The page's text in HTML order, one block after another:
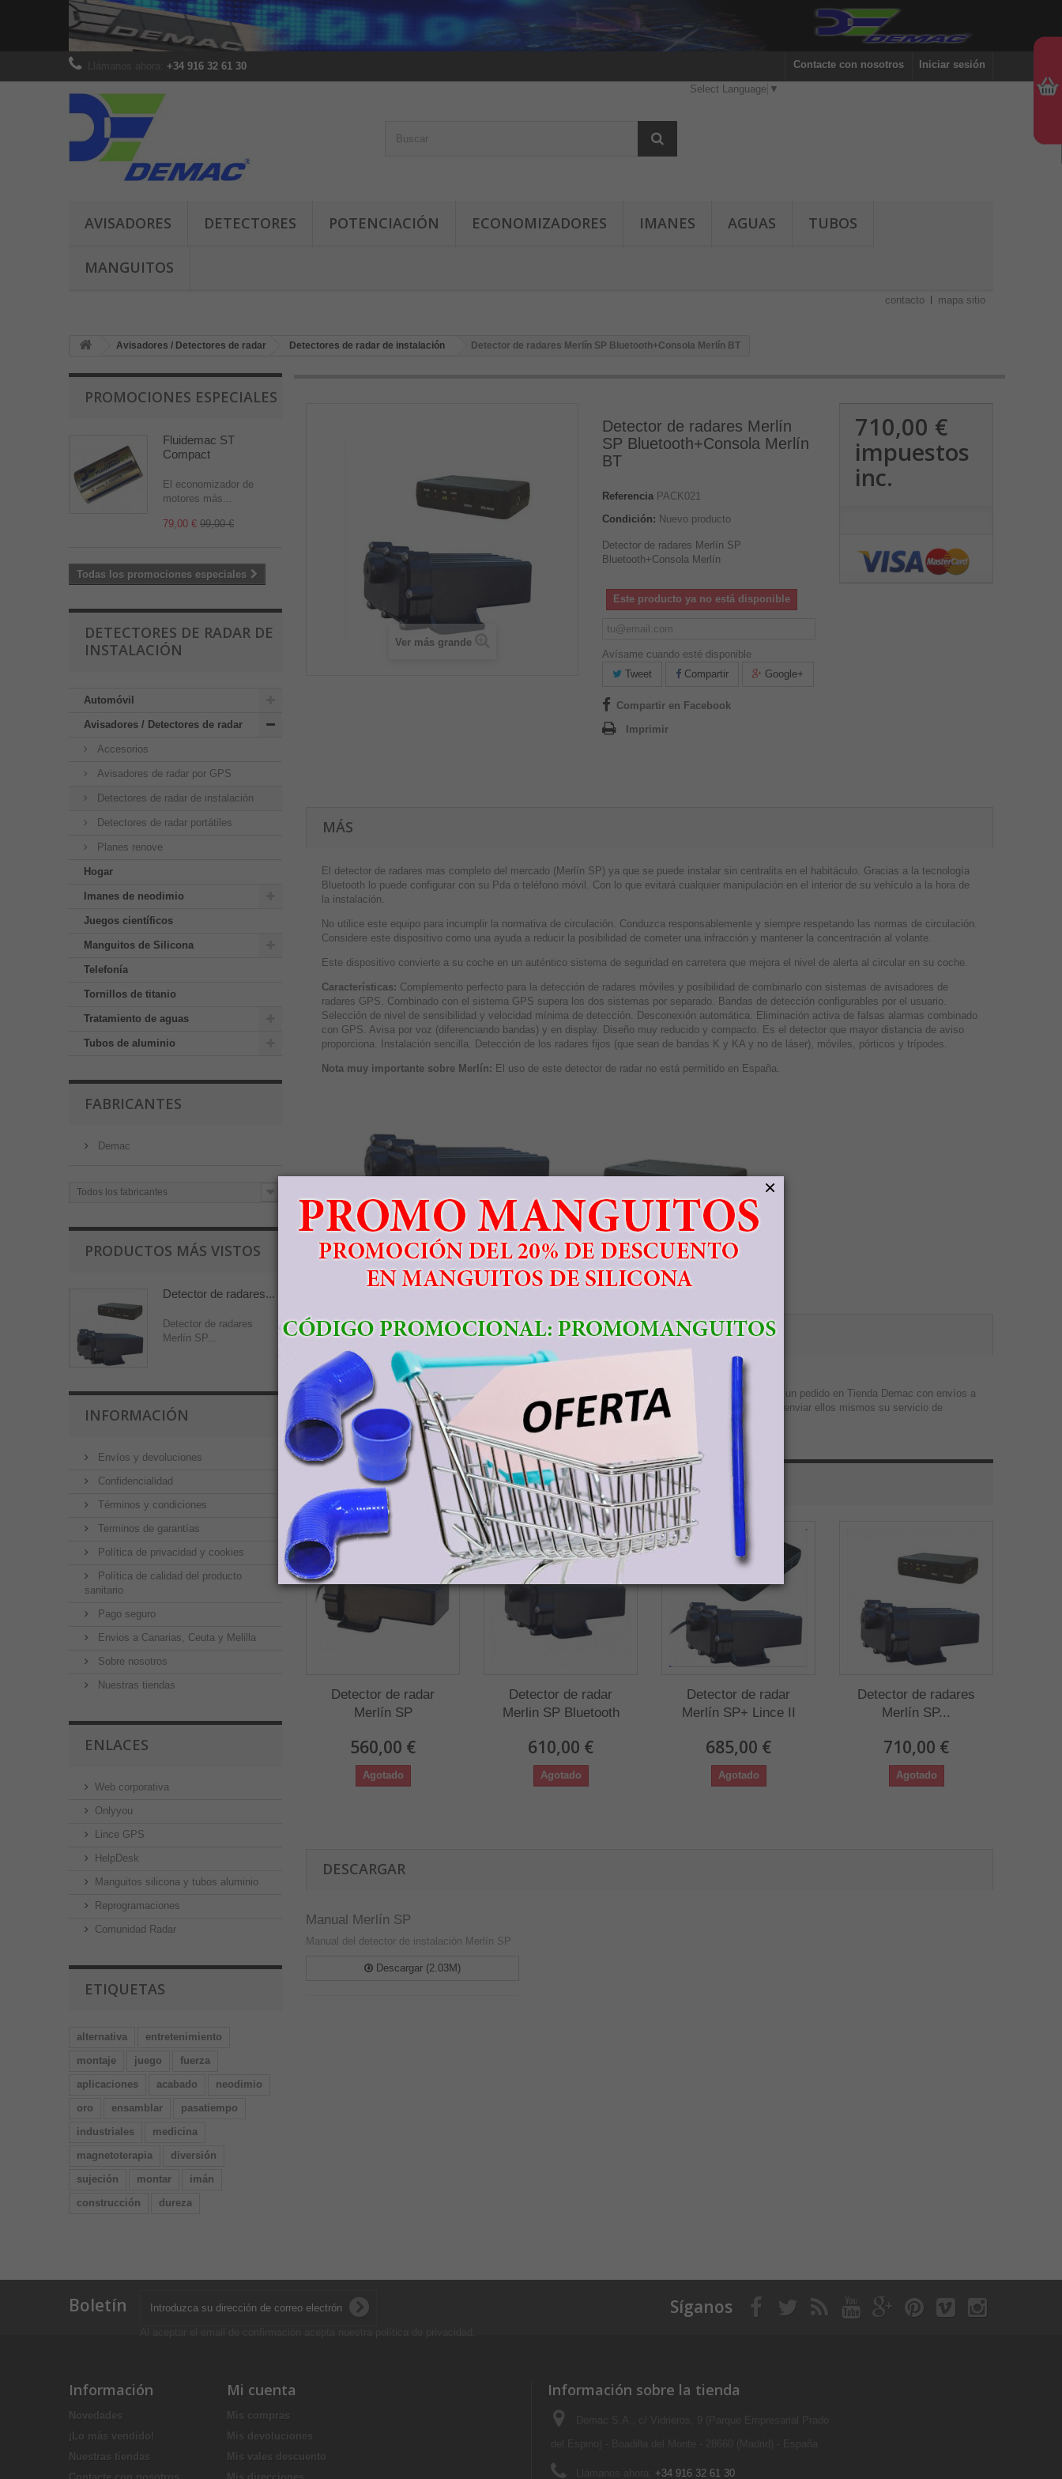
Iniciar sesión
Contacte con nosotros
+34 916 32 61 30
AVISADORES DETECTORES POTENCIACIÓN ECONOMIZADORES IMANES AGUAS TUBOS
MANGUITOS
contacto mapa sitio
Select Language ▼
Avisadores / Detectores de radar Detectores de radar de instalación Detector de radares Merlín SP Bluetooth+Consola Merlín BT
PROMOCIONES ESPECIALES
Fluidemac ST
Compact
El economizador de
motores más...
79,00 € 99,00 €
Todas los promociones especiales
DETECTORES DE RADAR DE
INSTALACIÓN
Automóvil
Avisadores / Detectores de radar
Accesorios
Avisadores de radar por GPS
Detectores de radar de instalación
Detectores de radar portátiles
Planes renove
Hogar
Imanes de neodimio
Juegos científicos
Manguitos de Silicona
Telefonía
Tornillos de titanio
Tratamiento de aguas
Tubos de aluminio
FABRICANTES
Demac
Todos los fabricantes
PRODUCTOS MÁS VISTOS
Detector de radares...
Detector de radares
Merlín SP...
INFORMACIÓN
Envíos y devoluciones
Confidencialidad
Términos y condiciones
Terminos de garantías
Política de privacidad y cookies
Política de calidad del producto
sanitario
Pago seguro
Envios a Canarias, Ceuta y Melilla
Sobre nosotros
Nuestras tiendas
ENLACES
Web corporativa
Onlyyou
Lince GPS
HelpDesk
Manguitos silicona y tubos aluminio
Reprogramaciones
Comunidad Radar
ETIQUETAS
alternativa
entretenimiento
montaje
juego
fuerza
aplicaciones
acabado
neodimio
oro
ensamblar
pasatiempo
industriales
medicina
magnetoterapia
diversión
sujeción
montar
imán
construcción
dureza
Ver más grande
Detector de radares Merlín
SP Bluetooth+Consola Merlín
BT
Referencia PACK021
Condición: Nuevo producto
Detector de radares Merlín SP
Bluetooth+Consola Merlín
Este producto ya no está disponible
Avísame cuando esté disponible
Tweet
Compartir Google+
Compartir en Facebook
Imprimir
710,00 €
impuestos
inc.
MÁS
El detector de radares mas completo del mercado (Merlín SP) ya que se puede instalar sin centralita en el habitáculo. Gracias a la tecnología
Bluetooth lo puede configurar con su Pda o teléfono móvil. Con lo que evitará cualquier manipulación en el interior de su vehículo a la hora de
la instalación.
No utilice este equipo para incumplir la normativa de circulación. Conduzca responsablemente y siempre respetando las normas de circulación.
Considere este dispositivo como una ayuda a reducir la posibilidad de cometer una infracción y mantener la concentración al volante.
Este dispositivo convierte a su coche en un auténtico sistema de seguridad en carretera que mejora el nivel de alerta al circular en su coche.
Características: Complemento perfecto para la detección de radares móviles y posibilidad de combinarlo con sistemas de avisadores de
radares GPS. Combinado con el sistema GPS supera los dos sistemas por separado. Bandas de detección configurables por el usuario.
Selección de nivel de sensibilidad y velocidad mínima de detección. Desconexión automática. Eliminación activa de falsas alarmas combinado
con GPS. Avisa por voz (diferenciando bandas) y en display. Diseño muy reducido y compacto. Es el detector que mayor distancia de aviso
proporciona. Instalación sencilla. Detección de los radares fijos (que sean de bandas K y KA y no de láser), móviles, pórticos y trípodes.
Nota muy importante sobre Merlín: El uso de este detector de radar no está permitido en España.
ENVIOS A CANARIAS, CEUTA Y MELILLA
Tienda Demac no cobra el IVA a los clientes de Canarias o Ceuta y Melilla. Los clientes que realicen un pedido en Tienda Demac con envíos a
Canarias, Ceuta o Melilla deberán abonar el precio del producto/s, sin impuestos, y luego proceder a enviar ellos mismos su servicio de
transporte para la recogida del paquete en tienda Demac.
PRODUCTOS RELACIONADOS
Detector de radar
Merlín SP
560,00 €
Agotado
Detector de radar
Merlin SP Bluetooth
610,00 €
Agotado
Detector de radar
Merlín SP+ Lince II
685,00 €
Agotado
Detector de radares
Merlín SP...
710,00 €
Agotado
DESCARGAR
Manual Merlín SP
Manual del detector de instalación Merlín SP
Descargar (2.03M)
Boletín Síganos
Información
Novedades
¡Lo más vendido!
Nuestras tiendas
Mi cuenta
Mis compras
Mis devoluciones
Mis vales descuento
Información sobre la tienda
+34 916 32 61 30
×